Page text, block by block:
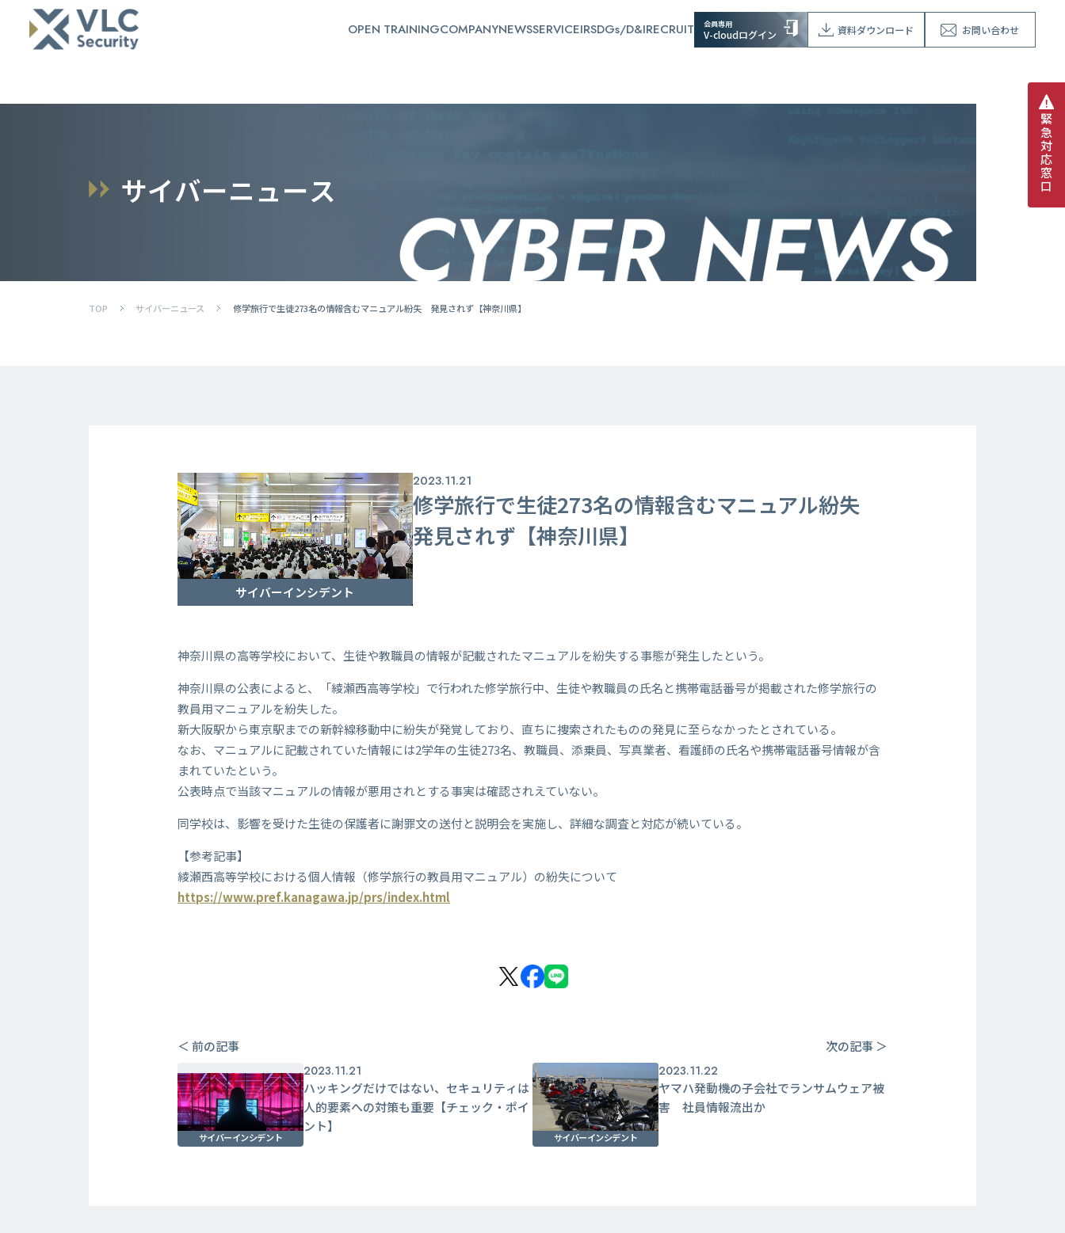
OPEN TRAININGCOMPANYNEWSSERVICEIRSDGs/D&IRECRUIT 会員専用
V-cloudログイン 資料ダウンロード お問い合わせ
緊
急
対
応
窓
口
サイバーニュース
TOP サイバーニュース 修学旅行で生徒273名の情報含むマニュアル紛失 発見されず【神奈川県】
サイバーインシデント
2023.11.21
修学旅行で生徒273名の情報含むマニュアル紛失
発見されず【神奈川県】
神奈川県の高等学校において、生徒や教職員の情報が記載されたマニュアルを紛失する事態が発生したという。
神奈川県の公表によると、「綾瀬西高等学校」で行われた修学旅行中、生徒や教職員の氏名と携帯電話番号が掲載された修学旅行の
教員用マニュアルを紛失した。
新大阪駅から東京駅までの新幹線移動中に紛失が発覚しており、直ちに捜索されたものの発見に至らなかったとされている。
なお、マニュアルに記載されていた情報には2学年の生徒273名、教職員、添乗員、写真業者、看護師の氏名や携帯電話番号情報が含
まれていたという。
公表時点で当該マニュアルの情報が悪用されとする事実は確認されえていない。
同学校は、影響を受けた生徒の保護者に謝罪文の送付と説明会を実施し、詳細な調査と対応が続いている。
【参考記事】
綾瀬西高等学校における個人情報（修学旅行の教員用マニュアル）の紛失について
https://www.pref.kanagawa.jp/prs/index.html
＜ 前の記事 次の記事 ＞
サイバーインシデント
2023.11.21
ハッキングだけではない、セキュリティは
人的要素への対策も重要【チェック・ポイ
ント】
サイバーインシデント
2023.11.22
ヤマハ発動機の子会社でランサムウェア被
害 社員情報流出か